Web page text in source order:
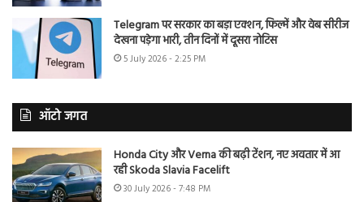
Telegram पर सरकार का बड़ा एक्शन, फिल्में और वेब सीरीज
देखना पड़ेगा भारी, तीन दिनों में दूसरा नोटिस
5 July 2026 - 2:25 PM
ऑटो जगत
Honda City और Verna की बढ़ी टेंशन, नए अवतार में आ
रही Skoda Slavia Facelift
30 July 2026 - 7:48 PM